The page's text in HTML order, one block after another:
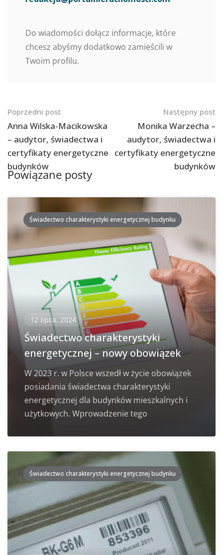
Do wiadomości dołącz informacje, które
chcesz abyśmy dodatkowo zamieścili w
Twoim profilu.
Nawigacja
po
postach
Poprzedni post
Anna Wilska-Macikowska
– audytor, świadectwa i
certyfikaty energetyczne
budynków
Następny post
Monika Warzecha –
audytor, świadectwa i
certyfikaty energetyczne
budynków
Powiązane posty
Świadectwo charakterystyki energetycznej budynku
12 lipca, 2024
Świadectwo charakterystyki
energetycznej – nowy obowiązek
W 2023 r. w Polsce wszedł w życie obowiązek
posiadania świadectwa charakterystyki
energetycznej dla budynków mieszkalnych i
użytkowych. Wprowadzenie tego
Świadectwo charakterystyki energetycznej budynku